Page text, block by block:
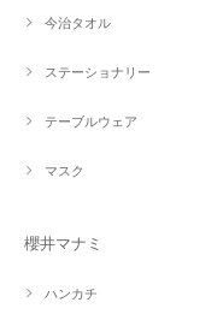
今治タオル
ステーショナリー
テーブルウェア
マスク
櫻井マナミ
ハンカチ